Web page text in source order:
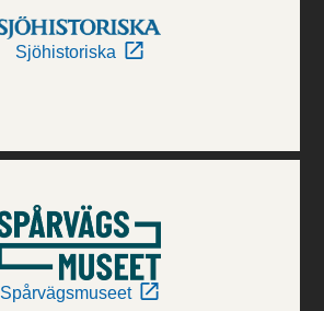
Sjöhistoriska
Spårvägsmuseet